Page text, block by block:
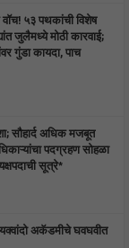
५३ पथकांची विशेष
जुलैमध्ये मोठी कारवाई;
गुंडा कायदा, पाच
सौहार्द अधिक मजबूत
पदग्रहण सोहळा
सूत्रे*
अकॅडमीचे घवघवीत